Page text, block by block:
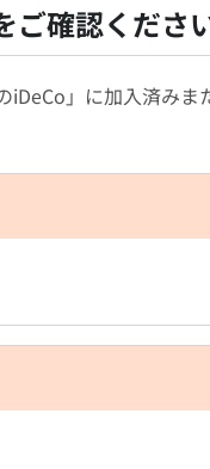
ご確認くださ
」に加入済みま